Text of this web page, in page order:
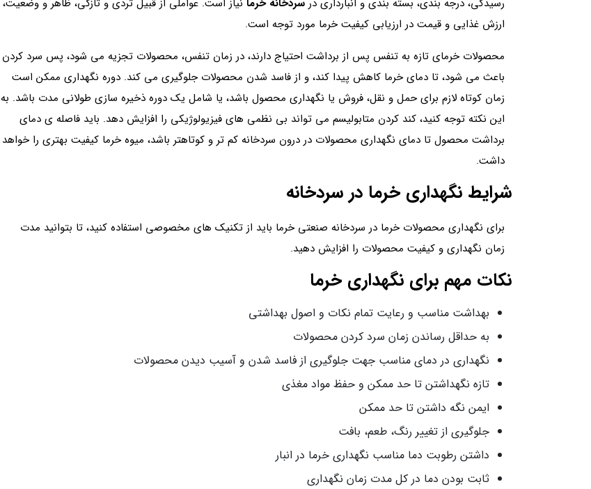
رسیدگی، درجه بندی، بسته بندی و انبارداری در سردخانه خرما نیاز است. عواملی از قبیل تردی و تازگی، ظاهر و وضعیت،
ارزش غذایی و قیمت در ارزیابی کیفیت خرما مورد توجه است.
محصولات خرمای تازه به تنفس پس از برداشت احتیاج دارند، در زمان تنفس، محصولات تجزیه می شود، پس سرد کردن
باعث می شود، تا دمای خرما کاهش پیدا کند، و از فاسد شدن محصولات جلوگیری می کند. دوره نگهداری ممکن است
زمان کوتاه لازم برای حمل و نقل، فروش یا نگهداری محصول باشد، یا شامل یک دوره ذخیره سازی طولانی مدت باشد. به
این نکته توجه کنید، کند کردن متابولیسم می تواند بی نظمی های فیزیولوژیکی را افزایش دهد. باید فاصله ی دمای
برداشت محصول تا دمای نگهداری محصولات در درون سردخانه کم تر و کوتاهتر باشد، میوه خرما کیفیت بهتری را خواهد
داشت.
شرایط نگهداری خرما در سردخانه
برای نگهداری محصولات خرما در سردخانه صنعتی خرما باید از تکنیک های مخصوصی استفاده کنید، تا بتوانید مدت
زمان نگهداری و کیفیت محصولات را افزایش دهید.
نکات مهم برای نگهداری خرما
بهداشت مناسب و رعایت تمام نکات و اصول بهداشتی
به حداقل رساندن زمان سرد کردن محصولات
نگهداری در دمای مناسب جهت جلوگیری از فاسد شدن و آسیب دیدن محصولات
تازه نگهداشتن تا حد ممکن و حفظ مواد مغذی
ایمن نگه داشتن تا حد ممکن
جلوگیری از تغییر رنگ، طعم، بافت
داشتن رطوبت دما مناسب نگهداری خرما در انبار
ثابت بودن دما در کل مدت زمان نگهداری